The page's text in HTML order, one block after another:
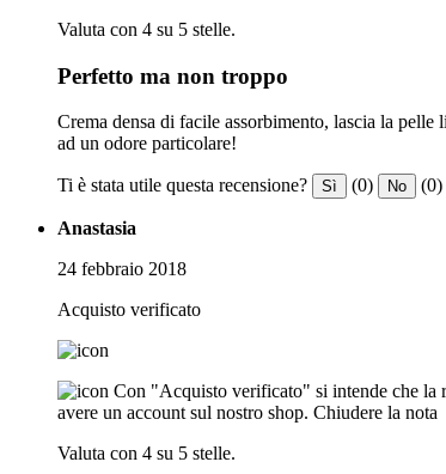
Valuta con 4 su 5 stelle.
Perfetto ma non troppo
Crema densa di facile assorbimento, lascia la
ad un odore particolare!
Ti è stata utile questa recensione? Sì (0) No (0)
Anastasia
24 febbraio 2018
Acquisto verificato
Con "Acquisto verificato" si intende che la
avere un account sul nostro shop. Chiudere la nota
Valuta con 4 su 5 stelle.